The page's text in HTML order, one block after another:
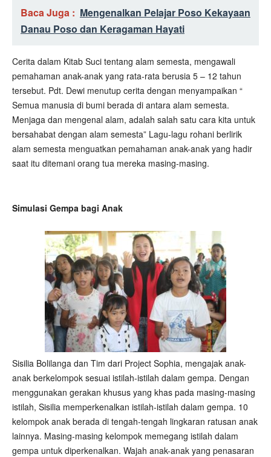
Baca Juga : Mengenalkan Pelajar Poso Kekayaan
Danau Poso dan Keragaman Hayati
Cerita dalam Kitab Suci tentang alam semesta, mengawali
pemahaman anak-anak yang rata-rata berusia 5 – 12 tahun
tersebut. Pdt. Dewi menutup cerita dengan menyampaikan “
Semua manusia di bumi berada di antara alam semesta.
Menjaga dan mengenal alam, adalah salah satu cara kita untuk
bersahabat dengan alam semesta” Lagu-lagu rohani berlirik
alam semesta menguatkan pemahaman anak-anak yang hadir
saat itu ditemani orang tua mereka masing-masing.
Simulasi Gempa bagi Anak
Sisilia Bolilanga dan Tim dari Project Sophia, mengajak anak-
anak berkelompok sesuai istilah-istilah dalam gempa. Dengan
menggunakan gerakan khusus yang khas pada masing-masing
istilah, Sisilia memperkenalkan istilah-istilah dalam gempa. 10
kelompok anak berada di tengah-tengah lingkaran ratusan anak
lainnya. Masing-masing kelompok memegang istilah dalam
gempa untuk diperkenalkan. Wajah anak-anak yang penasaran